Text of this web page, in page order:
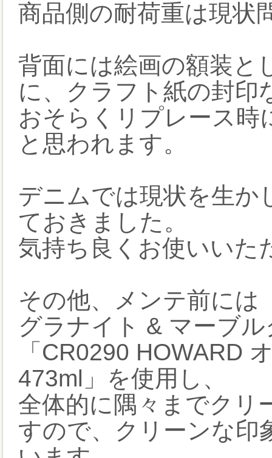
商品側の耐荷重は現状
背面には絵画の額装と
に、クラフト紙の封印
おそらくリプレース時
と思われます。
デニムでは現状を生か
ておきました。
気持ち良くお使いいた
その他、メンテ前には
グラナイト & マーブ
「CR0290 HOWARD
473ml」を使用し、
全体的に隅々までクリ
すので、クリーンな印